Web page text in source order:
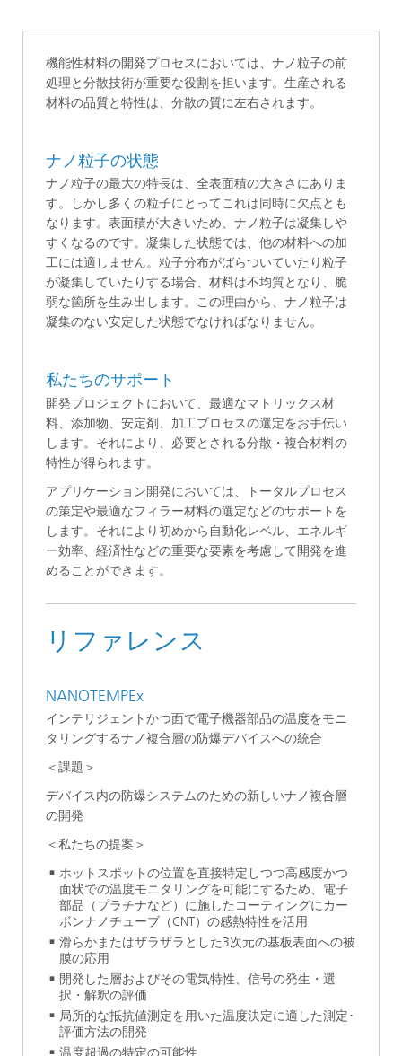
機能性材料の開発プロセスにおいては、ナノ粒子の前
処理と分散技術が重要な役割を担います。生産される
材料の品質と特性は、分散の質に左右されます。
ナノ粒子の状態
ナノ粒子の最大の特長は、全表面積の大きさにありま
す。しかし多くの粒子にとってこれは同時に欠点とも
なります。表面積が大きいため、ナノ粒子は凝集しや
すくなるのです。凝集した状態では、他の材料への加
工には適しません。粒子分布がばらついていたり粒子
が凝集していたりする場合、材料は不均質となり、脆
弱な箇所を生み出します。この理由から、ナノ粒子は
凝集のない安定した状態でなければなりません。
私たちのサポート
開発プロジェクトにおいて、最適なマトリックス材
料、添加物、安定剤、加工プロセスの選定をお手伝い
します。それにより、必要とされる分散・複合材料の
特性が得られます。
アプリケーション開発においては、トータルプロセス
の策定や最適なフィラー材料の選定などのサポートを
します。それにより初めから自動化レベル、エネルギ
ー効率、経済性などの重要な要素を考慮して開発を進
めることができます。
リファレンス
NANOTEMPEx
インテリジェントかつ面で電子機器部品の温度をモニ
タリングするナノ複合層の防爆デバイスへの統合
＜課題＞
デバイス内の防爆システムのための新しいナノ複合層
の開発
＜私たちの提案＞
ホットスポットの位置を直接特定しつつ高感度かつ
面状での温度モニタリングを可能にするため、電子
部品（プラチナなど）に施したコーティングにカー
ボンナノチューブ（CNT）の感熱特性を活用
滑らかまたはザラザラとした3次元の基板表面への被
膜の応用
開発した層およびその電気特性、信号の発生・選
択・解釈の評価
局所的な抵抗値測定を用いた温度決定に適した測定･
評価方法の開発
温度超過の特定の可能性